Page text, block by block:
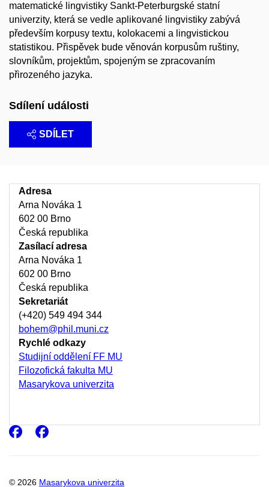
matematické lingvistiky Sankt-Peterburgské statní
univerzity, která se vedle aplikované lingvistiky zabývá
především korpusy textu, kolokacemi a lingvistickou
statistikou. Přispěvek bude věnován korpusům ruštiny,
slovníkům, projektům, spojeným se zpracovaním
přirozeného jazyka.
Sdílení události
SDÍLET
Adresa
Arna Nováka 1
602 00 Brno
Česká republika
Zasílací adresa
Arna Nováka 1
602 00 Brno
Česká republika
Sekretariát
(+420) 549 494 344
bohem@phil.muni.cz
Rychlé odkazy
Studijní oddělení FF MU
Filozofická fakulta MU
Masarykova univerzita
© 2026 Masarykova univerzita
Facebook
Facebook